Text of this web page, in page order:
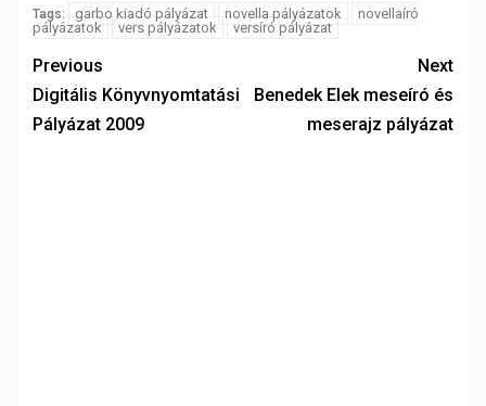
Tags: garbo kiadó pályázat novella pályázatok
novellaíró
pályázatok
vers pályázatok versíró pályázat
Previous
Digitális Könyvnyomtatási
Pályázat 2009
Next
Benedek Elek meseíró és
meserajz pályázat